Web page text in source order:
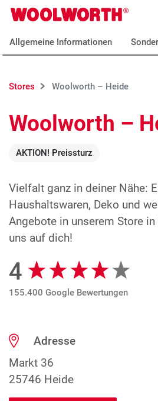
Zum Hauptinhalt
Woolworth GmbH
Allgemeine Informationen
Stores Woolworth – Heide
Woolworth –
AKTION! Preissturz
Vielfalt ganz in deiner Nähe:
Haushaltswaren, Deko und
Angebote in unserem Store
uns auf dich!
Google Bewertungen
4
155.400 Google Bewertungen
Adresse
Markt 36
25746 Heide